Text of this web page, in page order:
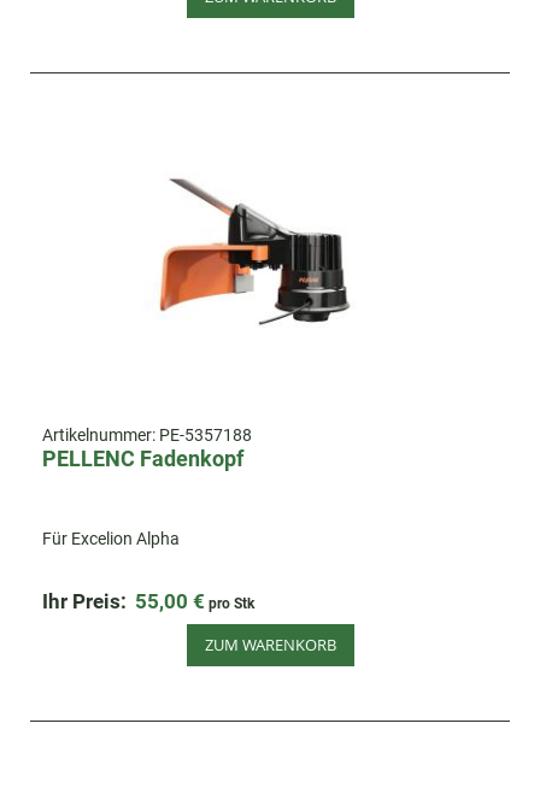
Artikelnummer: PE-5357188
PELLENC Fadenkopf
Für Excelion Alpha
Ihr Preis: 55,00 € pro Stk
ZUM WARENKORB